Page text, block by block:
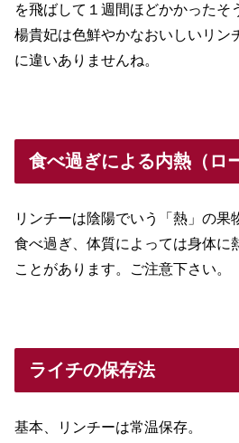
を飛ばして１週間ほどかかったそ
楊貴妃は色鮮やかなおいしいリン
に違いありませんね。
食べ過ぎによる内熱（ロ
リンチーは陰陽でいう「熱」の果
食べ過ぎ、体質によっては身体に
ことがあります。ご注意下さい。
ライチの保存法
基本、リンチーは常温保存。